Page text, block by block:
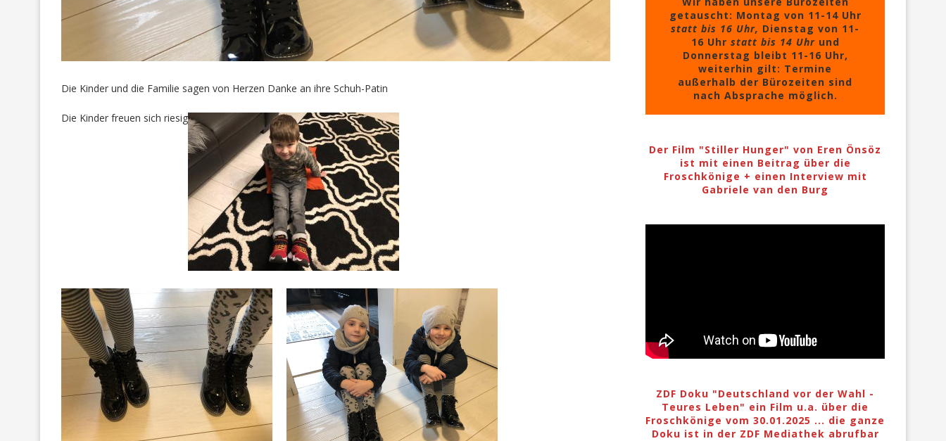
Die Kinder und die Familie sagen von Herzen Danke an ihre Schuh-Patin
Die Kinder freuen sich riesig
getauscht: Montag von 11-14 Uhr
statt bis 16 Uhr, Dienstag von 11-
16 Uhr statt bis 14 Uhrund
Donnerstag bleibt 11-16 Uhr,
weiterhin gilt: Termine
außerhalb der Bürozeiten sind
nach Absprache möglich.
Der Film "Stiller Hunger" von Eren Önsöz
ist mit einen Beitrag über die
Froschkönige + einen Interview mit
Gabriele van den Burg
ZDF Doku "Deutschland vor der Wahl -
Teures Leben" ein Film u.a. über die
Froschkönige vom 30.01.2025 ... die ganze
Doku ist in der ZDF Mediathek abrufbar